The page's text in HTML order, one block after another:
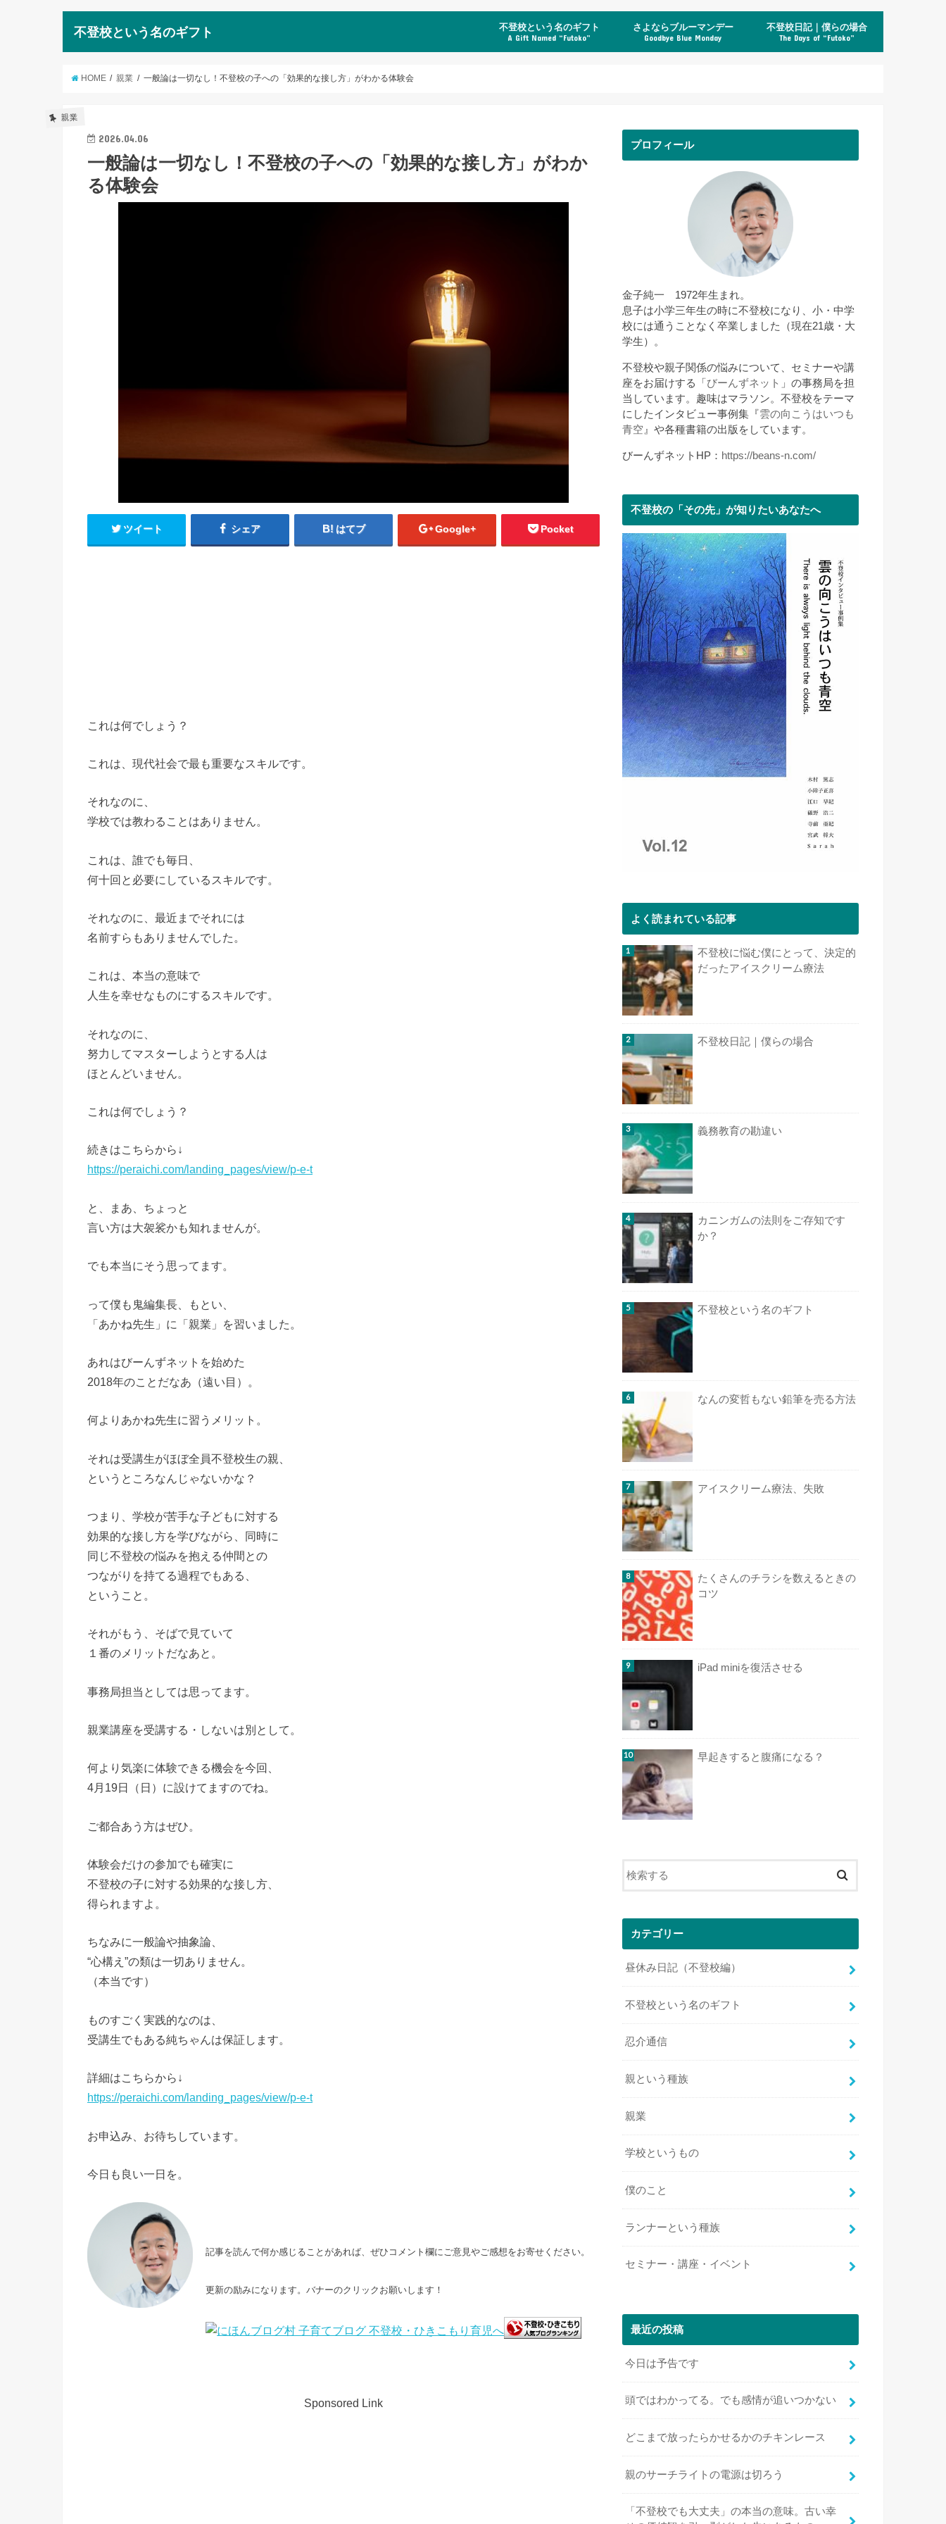
不登校という名のギフト 不登校という名のギフト
A Gift Named “Futoko”
さよならブルーマンデー
Goodbye Blue Monday
不登校日記｜僕らの場合
The Days of “Futoko”
HOME 親業 一般論は一切なし！不登校の子への「効果的な接し方」がわかる体験会
親業
2026.04.06
一般論は一切なし！不登校の子への「効果的な接し方」がわか
る体験会
ツイート シェア はてブ Google+ Pocket
これは何でしょう？
これは、現代社会で最も重要なスキルです。
それなのに、
学校では教わることはありません。
これは、誰でも毎日、
何十回と必要にしているスキルです。
それなのに、最近までそれには
名前すらもありませんでした。
これは、本当の意味で
人生を幸せなものにするスキルです。
それなのに、
努力してマスターしようとする人は
ほとんどいません。
これは何でしょう？
続きはこちらから↓
https://peraichi.com/landing_pages/view/p-e-t
と、まあ、ちょっと
言い方は大袈裟かも知れませんが。
でも本当にそう思ってます。
って僕も鬼編集長、もとい、
「あかね先生」に「親業」を習いました。
あれはびーんずネットを始めた
2018年のことだなあ（遠い目）。
何よりあかね先生に習うメリット。
それは受講生がほぼ全員不登校生の親、
というところなんじゃないかな？
つまり、学校が苦手な子どもに対する
効果的な接し方を学びながら、同時に
同じ不登校の悩みを抱える仲間との
つながりを持てる過程でもある、
ということ。
それがもう、そばで見ていて
１番のメリットだなあと。
事務局担当としては思ってます。
親業講座を受講する・しないは別として。
何より気楽に体験できる機会を今回、
4月19日（日）に設けてますのでね。
ご都合あう方はぜひ。
体験会だけの参加でも確実に
不登校の子に対する効果的な接し方、
得られますよ。
ちなみに一般論や抽象論、
“心構え”の類は一切ありません。
（本当です）
ものすごく実践的なのは、
受講生でもある純ちゃんは保証します。
詳細はこちらから↓
https://peraichi.com/landing_pages/view/p-e-t
お申込み、お待ちしています。
今日も良い一日を。
記事を読んで何か感じることがあれば、ぜひコメント欄にご意見やご感想をお寄せください。
更新の励みになります。バナーのクリックお願いします！
Sponsored Link
プロフィール
金子純一 1972年生まれ。
息子は小学三年生の時に不登校になり、小・中学
校には通うことなく卒業しました（現在21歳・大
学生）。
不登校や親子関係の悩みについて、セミナーや講
座をお届けする「 びーんずネット 」の事務局を担
当しています。趣味はマラソン。不登校をテーマ
にしたインタビュー事例集『雲の向こうはいつも
青空 』や各種書籍の出版をしています。
びーんずネットHP： https://beans-n.com/
不登校の「その先」が知りたいあなたへ
よく読まれている記事
不登校に悩む僕にとって、決定的
だったアイスクリーム療法
不登校日記｜僕らの場合
義務教育の勘違い
カニンガムの法則をご存知です
か？
不登校という名のギフト
なんの変哲もない鉛筆を売る方法
アイスクリーム療法、失敗
たくさんのチラシを数えるときの
コツ
iPad miniを復活させる
早起きすると腹痛になる？
カテゴリー
昼休み日記（不登校編）
不登校という名のギフト
忍介通信
親という種族
親業
学校というもの
僕のこと
ランナーという種族
セミナー・講座・イベント
最近の投稿
今日は予告です
頭ではわかってる。でも感情が追いつかない
どこまで放ったらかせるかのチキンレース
親のサーチライトの電源は切ろう
「不登校でも大丈夫」の本当の意味。古い幸